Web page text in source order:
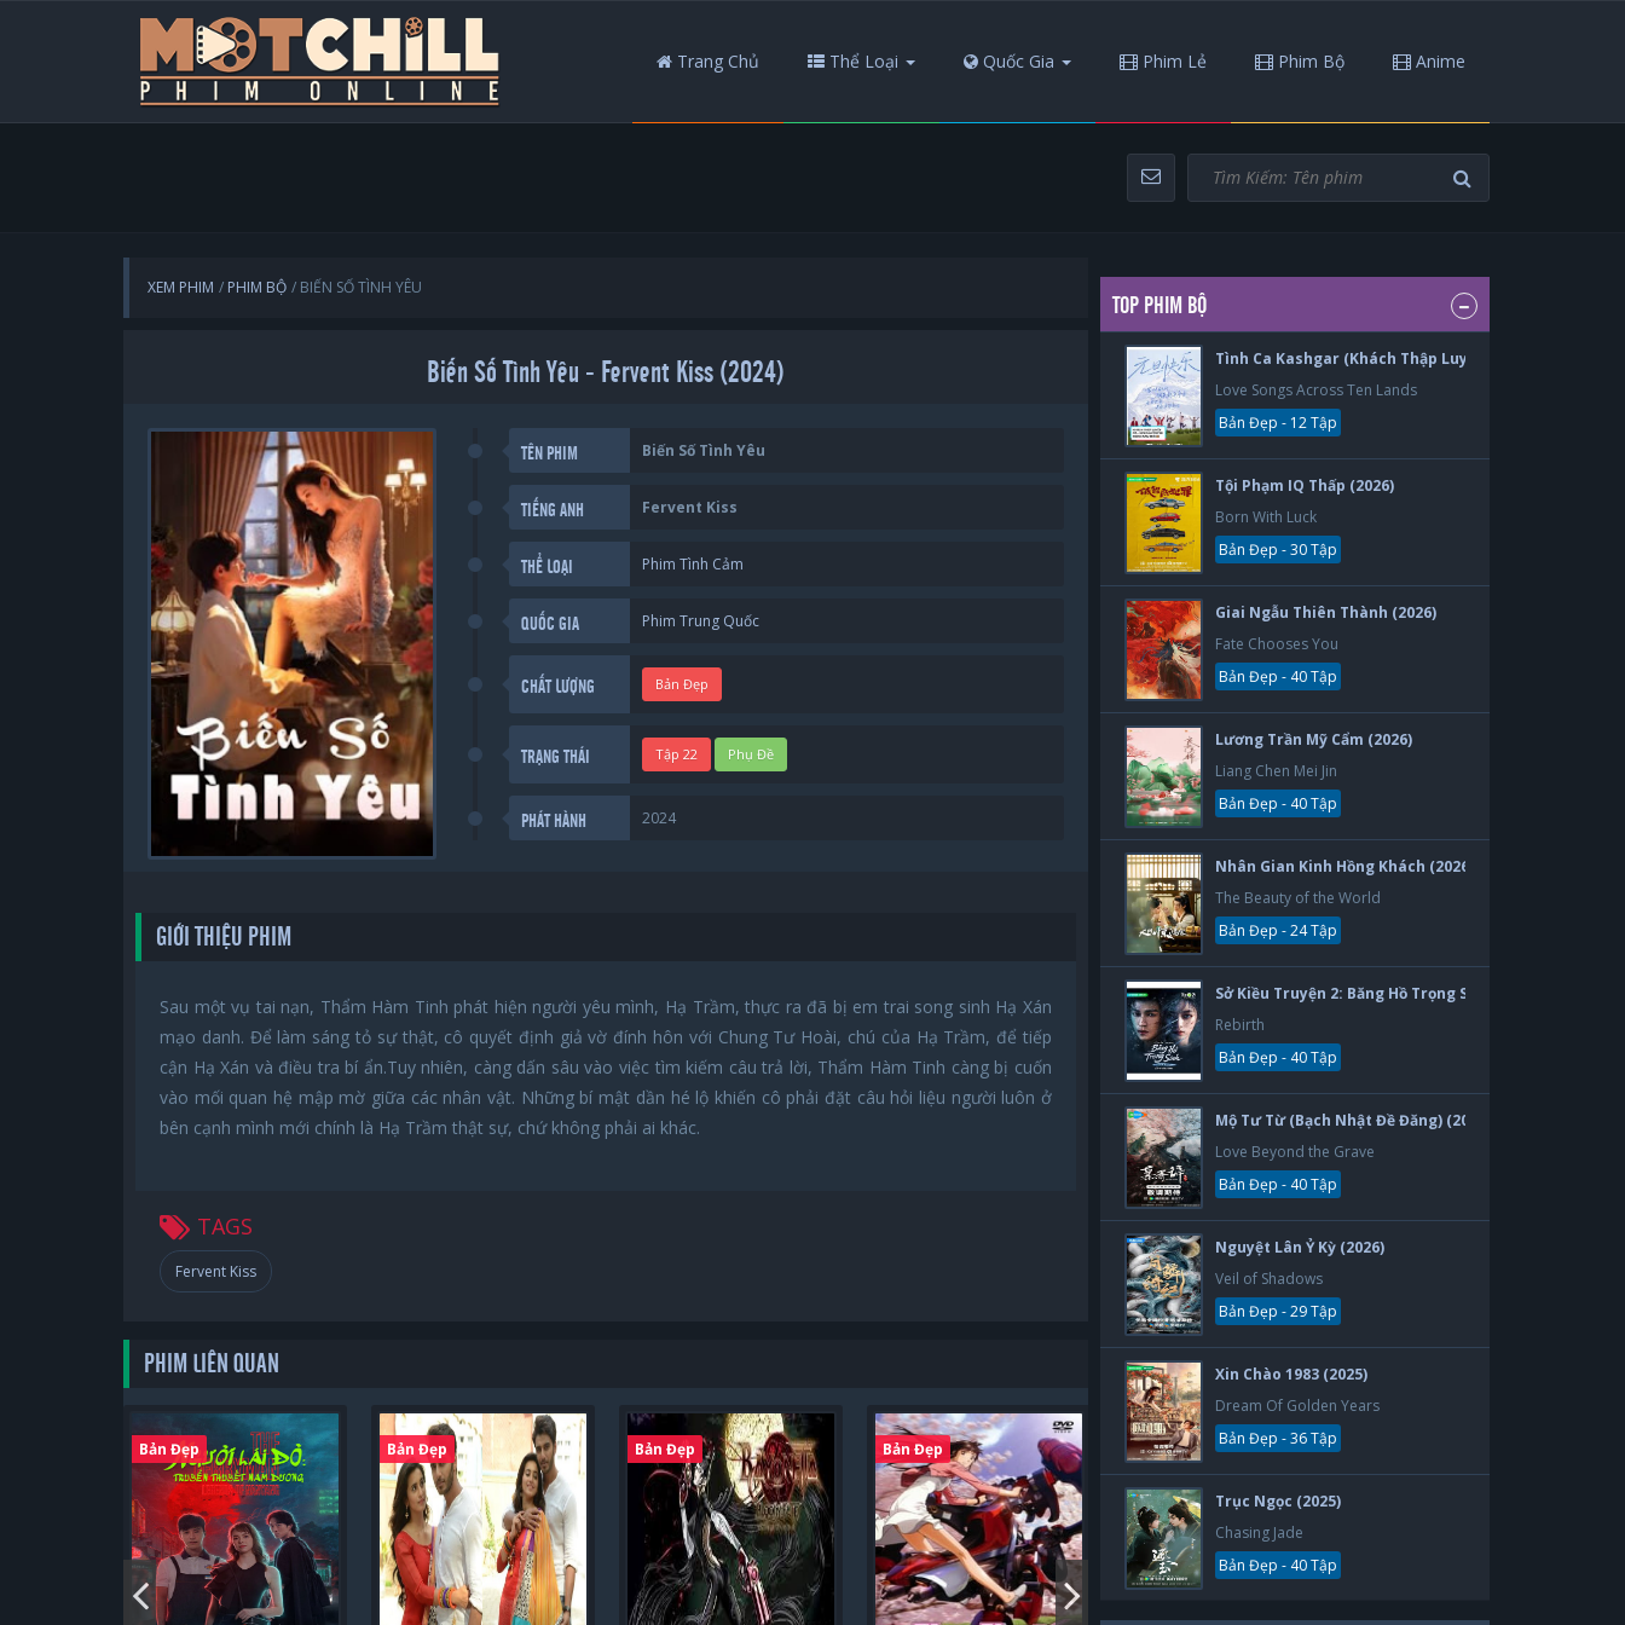
Trang Chủ Thể Loại Quốc Gia Phim Lẻ Phim Bộ Anime
XEM PHIM PHIM BỘ BIẾN SỐ TÌNH YÊU
Biến Số Tình Yêu - Fervent Kiss (2024)
TÊN PHIM Biến Số Tình Yêu
TIẾNG ANH Fervent Kiss
THỂ LOẠI Phim Tình Cảm
QUỐC GIA Phim Trung Quốc
CHẤT LƯỢNG Bản Đẹp
TRẠNG THÁI Tập 22 Phụ Đề
PHÁT HÀNH 2024
GIỚI THIỆU PHIM
Sau một vụ tai nạn, Thẩm Hàm Tinh phát hiện người yêu mình, Hạ Trầm, thực ra đã bị em trai song sinh Hạ Xán
mạo danh. Để làm sáng tỏ sự thật, cô quyết định giả vờ đính hôn với Chung Tư Hoài, chú của Hạ Trầm, để tiếp
cận Hạ Xán và điều tra bí ẩn.Tuy nhiên, càng dấn sâu vào việc tìm kiếm câu trả lời, Thẩm Hàm Tinh càng bị cuốn
vào mối quan hệ mập mờ giữa các nhân vật. Những bí mật dần hé lộ khiến cô phải đặt câu hỏi liệu người luôn ở
bên cạnh mình mới chính là Hạ Trầm thật sự, chứ không phải ai khác.
TAGS
Fervent Kiss
PHIM LIÊN QUAN
Bản Đẹp Bản Đẹp Bản Đẹp Bản Đẹp Bản Đẹp
TOP PHIM BỘ
Tình Ca Kashgar (Khách Thập Luyến Ca) (2026)
Love Songs Across Ten Lands
Bản Đẹp - 12 Tập
Tội Phạm IQ Thấp (2026)
Born With Luck
Bản Đẹp - 30 Tập
Giai Ngẫu Thiên Thành (2026)
Fate Chooses You
Bản Đẹp - 40 Tập
Lương Trần Mỹ Cẩm (2026)
Liang Chen Mei Jin
Bản Đẹp - 40 Tập
Nhân Gian Kinh Hồng Khách (2026)
The Beauty of the World
Bản Đẹp - 24 Tập
Sở Kiều Truyện 2: Băng Hồ Trọng Sinh (2026)
Rebirth
Bản Đẹp - 40 Tập
Mộ Tư Từ (Bạch Nhật Đề Đăng) (2026)
Love Beyond the Grave
Bản Đẹp - 40 Tập
Nguyệt Lân Ỷ Kỳ (2026)
Veil of Shadows
Bản Đẹp - 29 Tập
Xin Chào 1983 (2025)
Dream Of Golden Years
Bản Đẹp - 36 Tập
Trục Ngọc (2025)
Chasing Jade
Bản Đẹp - 40 Tập